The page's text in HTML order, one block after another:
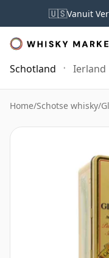
🇺🇸Vanuit
Schotland Ierland
Home/Schotse whisky/